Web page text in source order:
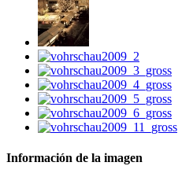
Información de la imagen